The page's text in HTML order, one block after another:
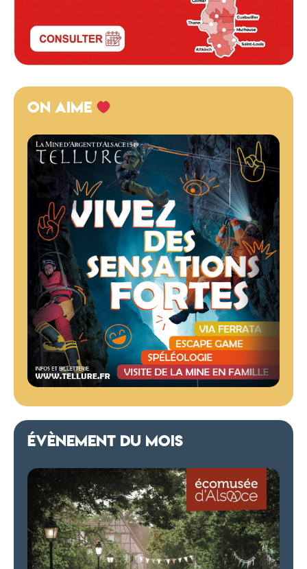
ON AIME
ÉVÈNEMENT DU MOIS